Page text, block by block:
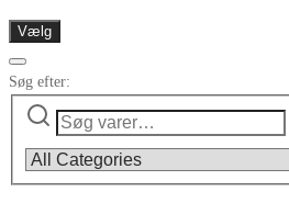
Vælg
Søg efter: